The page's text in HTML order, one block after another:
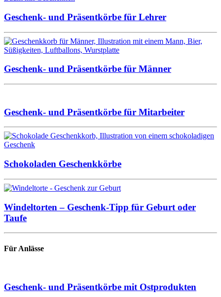
Geschenk- und Präsentkörbe für Lehrer
Geschenk- und Präsentkörbe für Männer
Geschenk- und Präsentkörbe für Mitarbeiter
Schokoladen Geschenkkörbe
Windeltorten – Geschenk-Tipp für Geburt oder
Taufe
Für Anlässe
Geschenk- und Präsentkörbe mit Ostprodukten